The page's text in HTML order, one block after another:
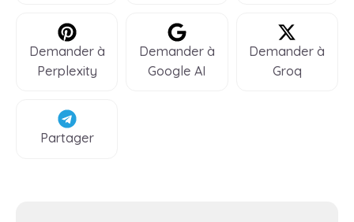
Demander à
Perplexity
Demander à
Google AI
Demander à
Groq
Partager